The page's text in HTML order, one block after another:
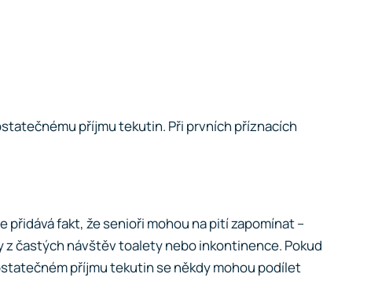
příjmu tekutin. Při prvních příznacích
fakt, že senioři mohou na pití zapomínat –
častých návštěv toalety nebo inkontinence. Pokud
příjmu tekutin se někdy mohou podílet